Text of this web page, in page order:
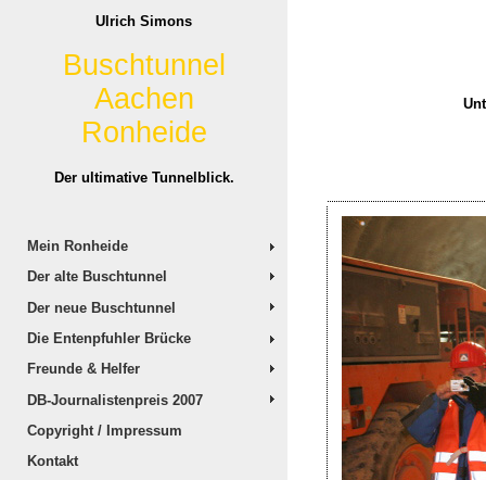
Ulrich Simons
Buschtunnel
Aachen
Ronheide
Der ultimative Tunnelblick.
Mein Ronheide
Der alte Buschtunnel
Der neue Buschtunnel
Die Entenpfuhler Brücke
Freunde & Helfer
DB-Journalistenpreis 2007
Copyright / Impressum
Kontakt